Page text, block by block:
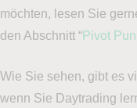
möchten, lesen Sie
den Abschnitt “Pivot
Wie Sie sehen, gibt es
wenn Sie Daytrading